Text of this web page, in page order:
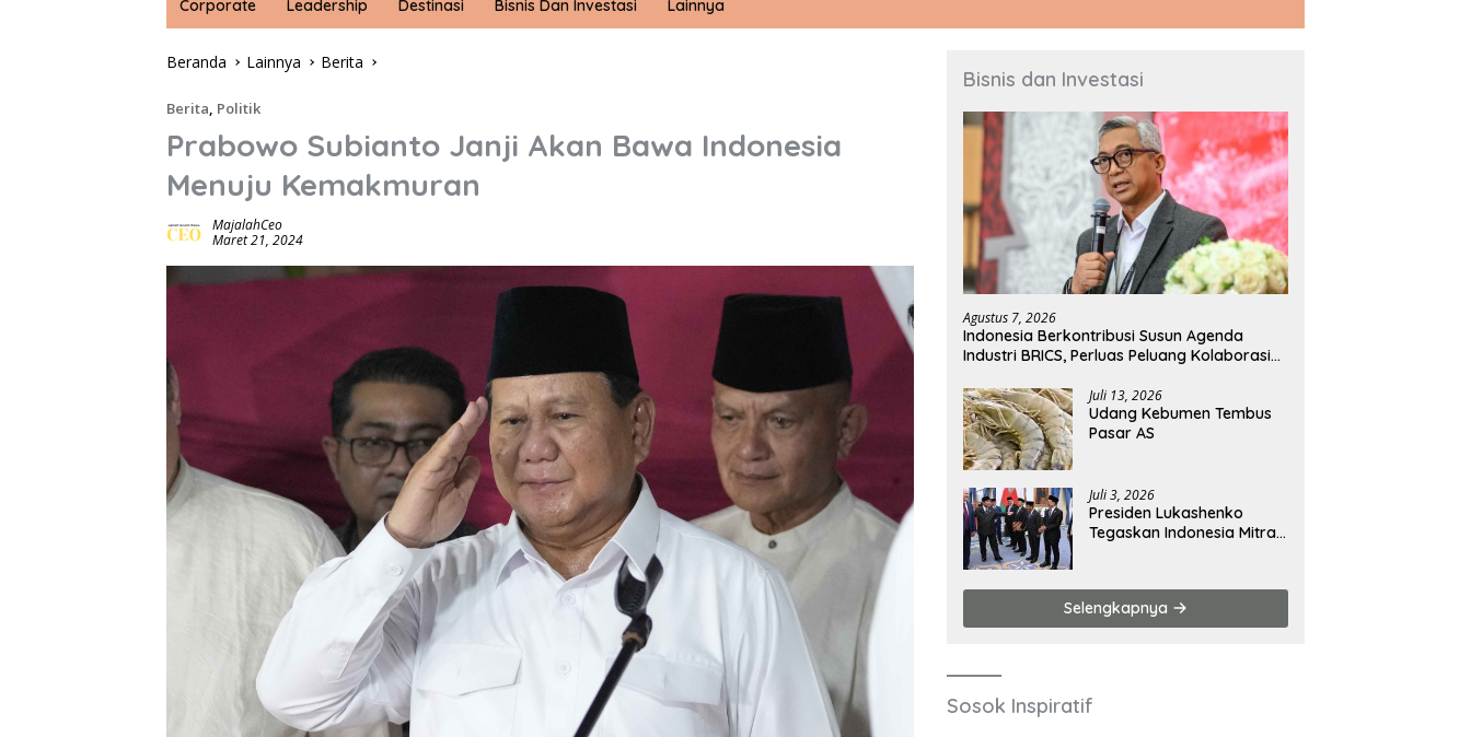
Corporate Leadership Destinasi Bisnis Dan Investasi Lainnya
Beranda Lainnya Berita
Berita, Politik
Prabowo Subianto Janji Akan Bawa Indonesia
Menuju Kemakmuran
MajalahCeo
Maret 21, 2024
Bisnis dan Investasi
Agustus 7, 2026
Indonesia Berkontribusi Susun Agenda
Industri BRICS, Perluas Peluang Kolaborasi
Juli 13, 2026
Udang Kebumen Tembus
Pasar AS
Juli 3, 2026
Presiden Lukashenko
Tegaskan Indonesia Mitra
Selengkapnya
Sosok Inspiratif